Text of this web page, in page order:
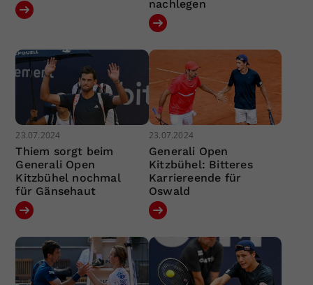
nachlegen
23.07.2024
Thiem sorgt beim
Generali Open
Kitzbühel nochmal
für Gänsehaut
23.07.2024
Generali Open
Kitzbühel: Bitteres
Karriereende für
Oswald